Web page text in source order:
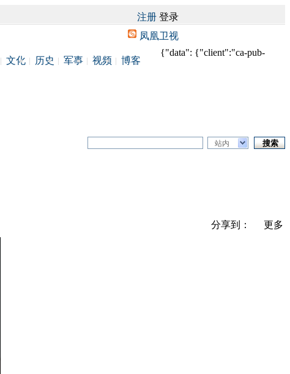
注册 登录
凤凰卫视
文化 历史 军事 视频
博客
{"data": {"client":"ca-pub-
站内
分享到： 更多